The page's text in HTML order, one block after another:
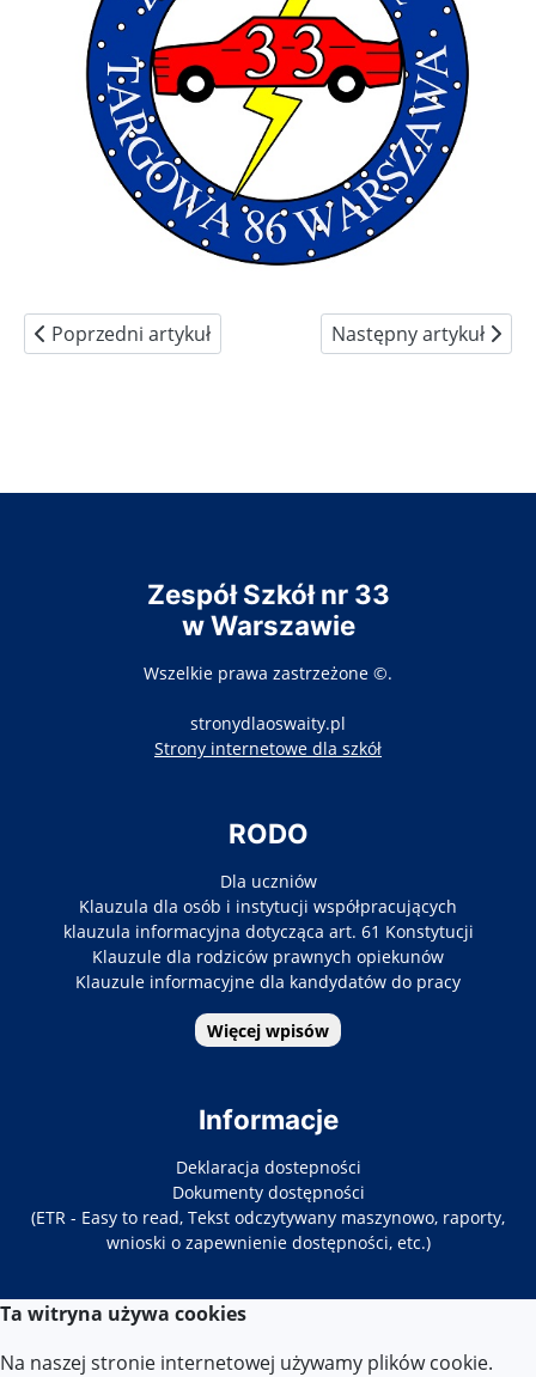
Poprzedni artykuł: Praktyki w Grecji październik 2021
Poprzedni artykuł Następny artykuł:
Następny artykuł
Zespół Szkół nr 33
w Warszawie
Wszelkie prawa zastrzeżone ©.
stronydlaoswaity.pl
Strony internetowe dla szkółotwiera się w
RODO
Dla uczniów
Klauzula dla osób i instytucji współpracujących
klauzula informacyjna dotycząca art. 61 Konstytucji
Klauzule dla rodziców prawnych opiekunów
Klauzule informacyjne dla kandydatów do pracy
Więcej wpisów
Informacje
Deklaracja dostepności
Dokumenty dostępności
(ETR - Easy to read, Tekst odczytywany maszynowo, raporty,
wnioski o zapewnienie dostępności, etc.)
Kontakt
Ta witryna używa cookies
Na naszej stronie internetowej używamy plików cookie.